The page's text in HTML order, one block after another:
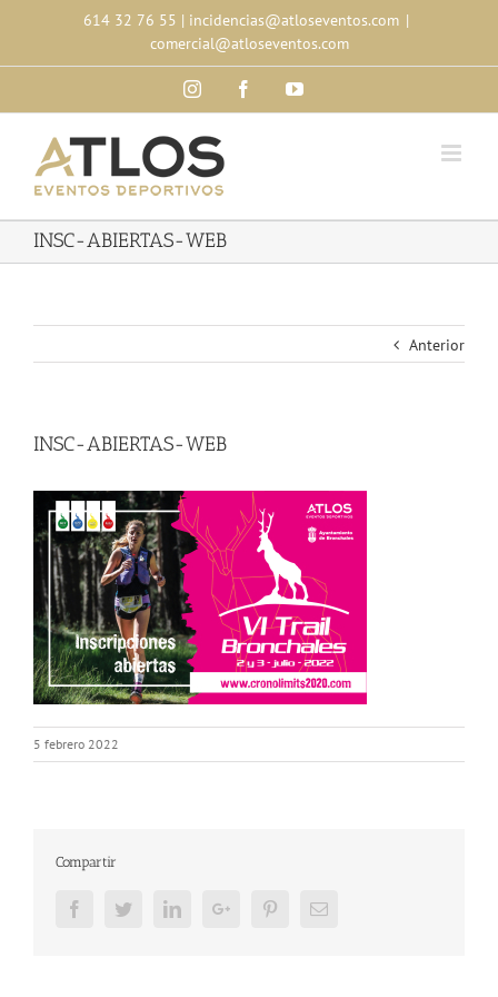
content
614 32 76 55 | incidencias@atloseventos.com |
comercial@atloseventos.com
InstagramFacebookYouTube
INSC-ABIERTAS-WEB
Anterior
INSC-ABIERTAS-WEB
5 febrero 2022
Compartir
FacebookTwitterLinkedInGoogle+ PinterestEmail